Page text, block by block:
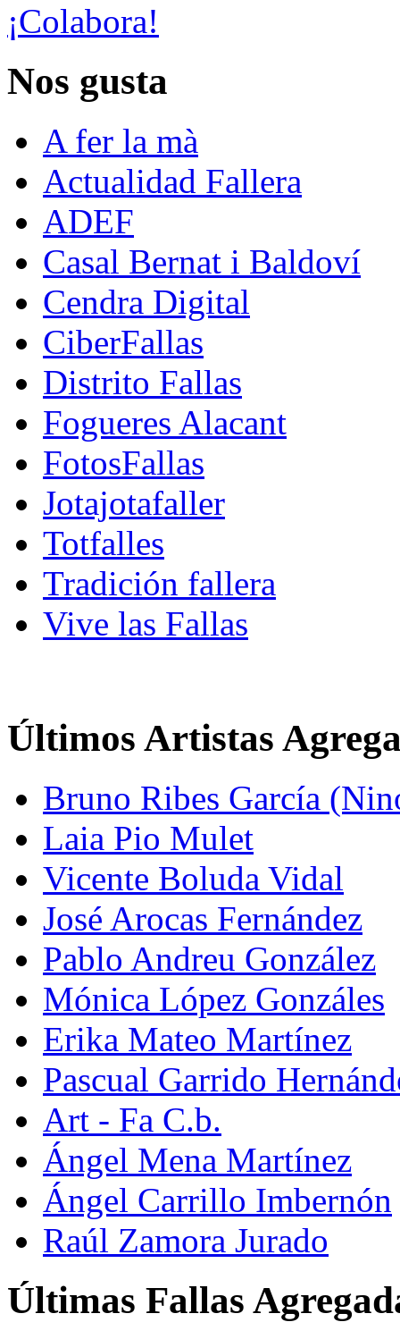
¡Colabora!
Nos gusta
A fer la mà
Actualidad Fallera
ADEF
Casal Bernat i Baldoví
Cendra Digital
CiberFallas
Distrito Fallas
Fogueres Alacant
FotosFallas
Jotajotafaller
Totfalles
Tradición fallera
Vive las Fallas
Últimos Artistas
Bruno Ribes García
Laia Pio Mulet
Vicente Boluda Vidal
José Arocas Fernández
Pablo Andreu González
Mónica López Gonzáles
Erika Mateo Martínez
Pascual Garrido
Art - Fa C.b.
Ángel Mena Martínez
Ángel Carrillo Imbernón
Raúl Zamora Jurado
Últimas Fallas